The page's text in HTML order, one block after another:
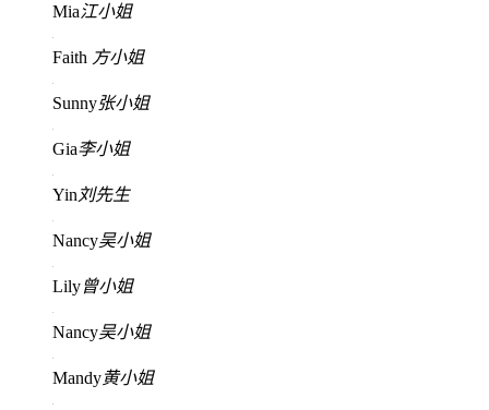
Mia江小姐
Faith 方小姐
Sunny张小姐
Gia李小姐
Yin 刘先生
Nancy吴小姐
Lily曾小姐
Nancy吴小姐
Mandy黄小姐